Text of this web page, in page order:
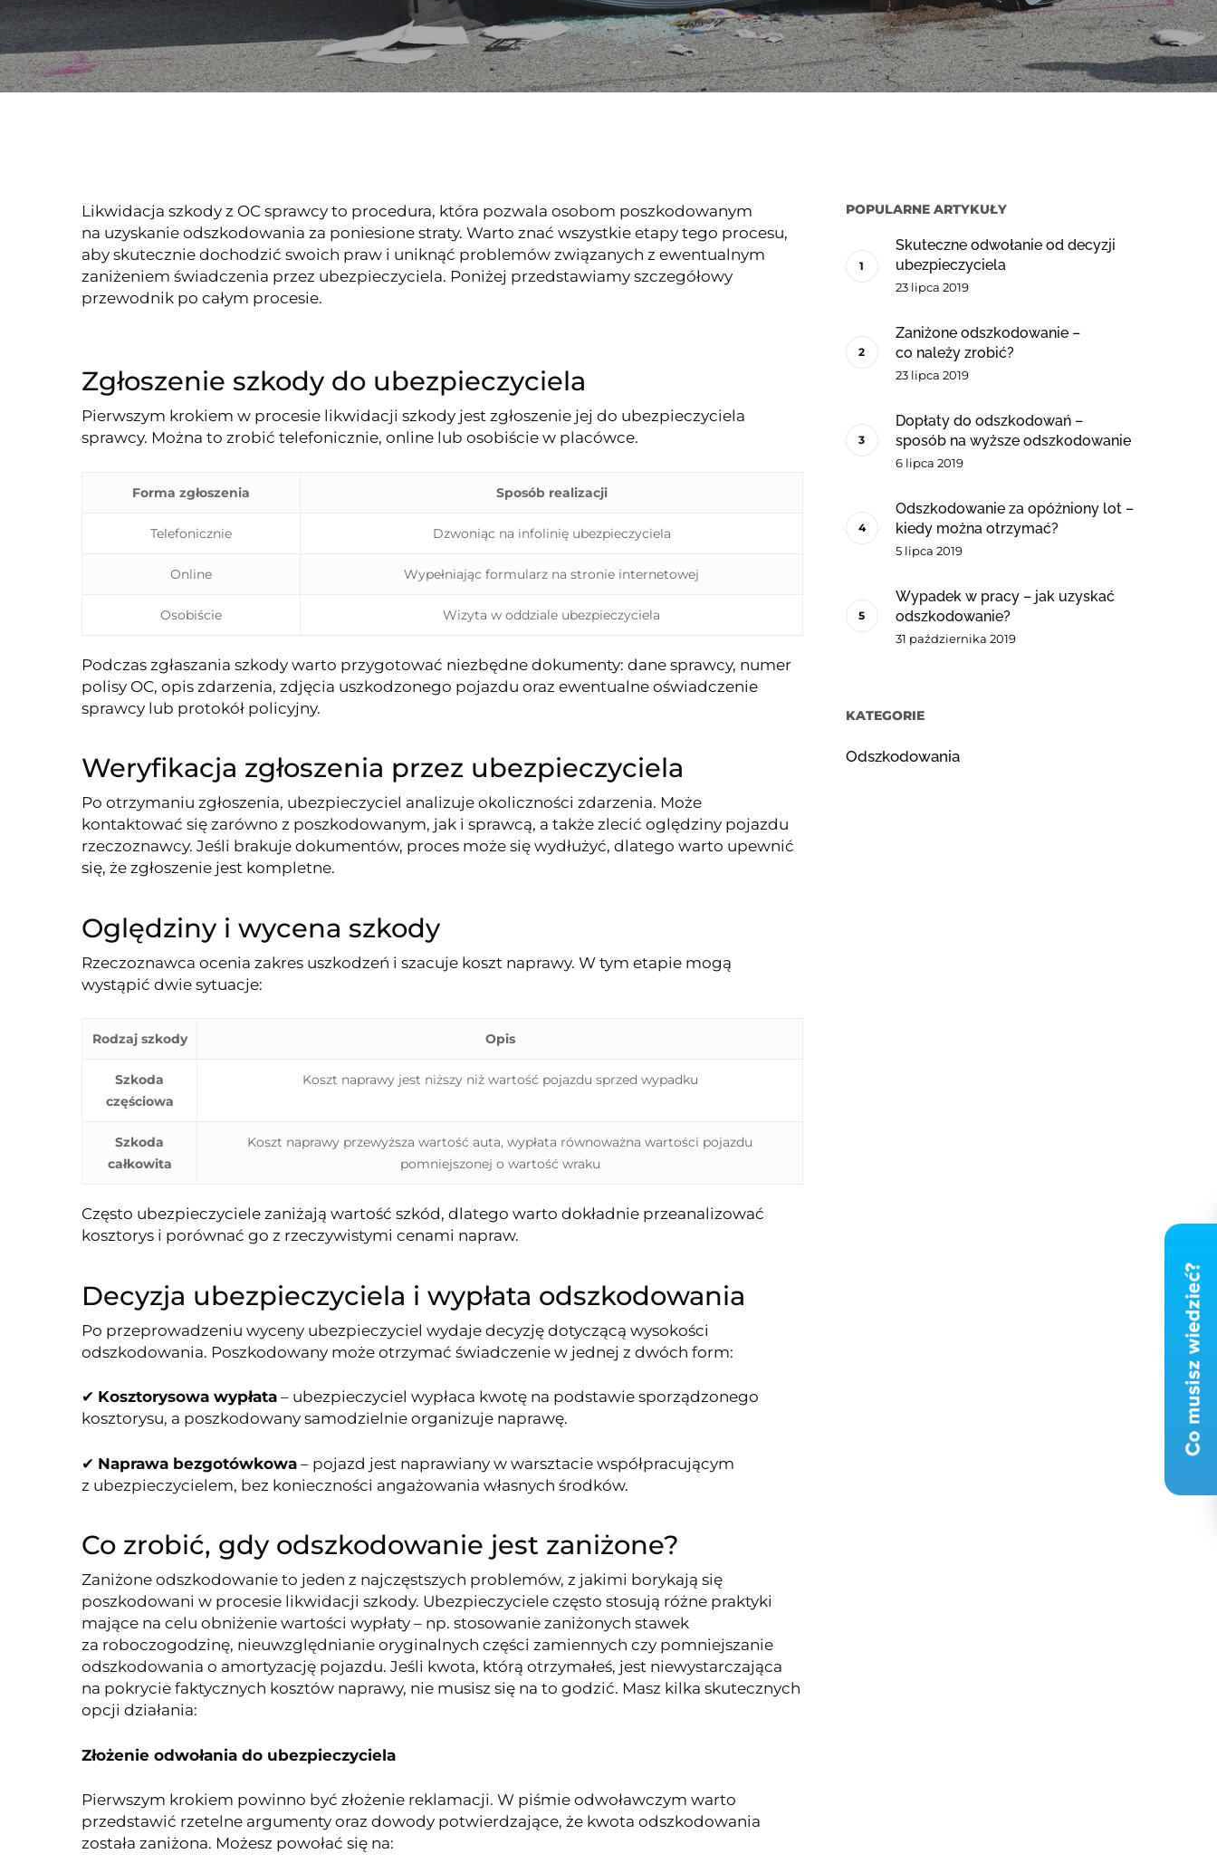
Likwidacja szkody z OC sprawcy to procedura, która pozwala osobom poszkodowanym
na uzyskanie odszkodowania za poniesione straty. Warto znać wszystkie etapy tego procesu,
aby skutecznie dochodzić swoich praw i uniknąć problemów związanych z ewentualnym
zaniżeniem świadczenia przez ubezpieczyciela. Poniżej przedstawiamy szczegółowy
przewodnik po całym procesie.
Zgłoszenie szkody do ubezpieczyciela
Pierwszym krokiem w procesie likwidacji szkody jest zgłoszenie jej do ubezpieczyciela
sprawcy. Można to zrobić telefonicznie, online lub osobiście w placówce.
Forma zgłoszenia Sposób realizacji
Telefonicznie Dzwoniąc na infolinię ubezpieczyciela
Online Wypełniając formularz na stronie internetowej
Osobiście Wizyta w oddziale ubezpieczyciela
Podczas zgłaszania szkody warto przygotować niezbędne dokumenty: dane sprawcy, numer
polisy OC, opis zdarzenia, zdjęcia uszkodzonego pojazdu oraz ewentualne oświadczenie
sprawcy lub protokół policyjny.
Weryfikacja zgłoszenia przez ubezpieczyciela
Po otrzymaniu zgłoszenia, ubezpieczyciel analizuje okoliczności zdarzenia. Może
kontaktować się zarówno z poszkodowanym, jak i sprawcą, a także zlecić oględziny pojazdu
rzeczoznawcy. Jeśli brakuje dokumentów, proces może się wydłużyć, dlatego warto upewnić
się, że zgłoszenie jest kompletne.
Oględziny i wycena szkody
Rzeczoznawca ocenia zakres uszkodzeń i szacuje koszt naprawy. W tym etapie mogą
wystąpić dwie sytuacje:
Rodzaj szkody Opis
Szkoda
częściowa
Koszt naprawy jest niższy niż wartość pojazdu sprzed wypadku
Szkoda
całkowita
Koszt naprawy przewyższa wartość auta, wypłata równoważna wartości pojazdu
pomniejszonej o wartość wraku
Często ubezpieczyciele zaniżają wartość szkód, dlatego warto dokładnie przeanalizować
kosztorys i porównać go z rzeczywistymi cenami napraw.
Decyzja ubezpieczyciela i wypłata odszkodowania
Po przeprowadzeniu wyceny ubezpieczyciel wydaje decyzję dotyczącą wysokości
odszkodowania. Poszkodowany może otrzymać świadczenie w jednej z dwóch form:
✔ Kosztorysowa wypłata – ubezpieczyciel wypłaca kwotę na podstawie sporządzonego
kosztorysu, a poszkodowany samodzielnie organizuje naprawę.
✔ Naprawa bezgotówkowa – pojazd jest naprawiany w warsztacie współpracującym
z ubezpieczycielem, bez konieczności angażowania własnych środków.
Co zrobić, gdy odszkodowanie jest zaniżone?
Zaniżone odszkodowanie to jeden z najczęstszych problemów, z jakimi borykają się
poszkodowani w procesie likwidacji szkody. Ubezpieczyciele często stosują różne praktyki
mające na celu obniżenie wartości wypłaty – np. stosowanie zaniżonych stawek
za roboczogodzinę, nieuwzględnianie oryginalnych części zamiennych czy pomniejszanie
odszkodowania o amortyzację pojazdu. Jeśli kwota, którą otrzymałeś, jest niewystarczająca
na pokrycie faktycznych kosztów naprawy, nie musisz się na to godzić. Masz kilka skutecznych
opcji działania:
Złożenie odwołania do ubezpieczyciela
Pierwszym krokiem powinno być złożenie reklamacji. W piśmie odwoławczym warto
przedstawić rzetelne argumenty oraz dowody potwierdzające, że kwota odszkodowania
została zaniżona. Możesz powołać się na:
POPULARNE ARTYKUŁY
Skuteczne odwołanie od decyzji
ubezpieczyciela
23 lipca 2019
Zaniżone odszkodowanie –
co należy zrobić?
23 lipca 2019
Dopłaty do odszkodowań –
sposób na wyższe odszkodowanie
6 lipca 2019
Odszkodowanie za opóźniony lot –
kiedy można otrzymać?
5 lipca 2019
Wypadek w pracy – jak uzyskać
odszkodowanie?
31 października 2019
KATEGORIE
Odszkodowania